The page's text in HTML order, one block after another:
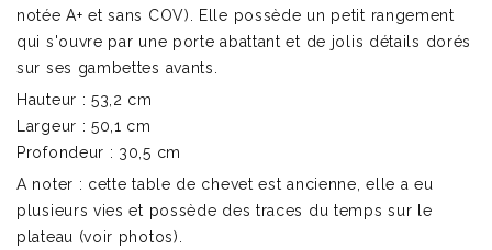
notée A+ et sans COV). Elle possède un petit rangement
qui s'ouvre par une porte abattant et de jolis détails dorés
sur ses gambettes avants.
Hauteur : 53,2 cm
Largeur : 50,1 cm
Profondeur : 30,5 cm
A noter : cette table de chevet est ancienne, elle a eu
plusieurs vies et possède des traces du temps sur le
plateau (voir photos).